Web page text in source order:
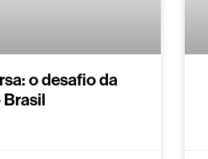
o desafio da